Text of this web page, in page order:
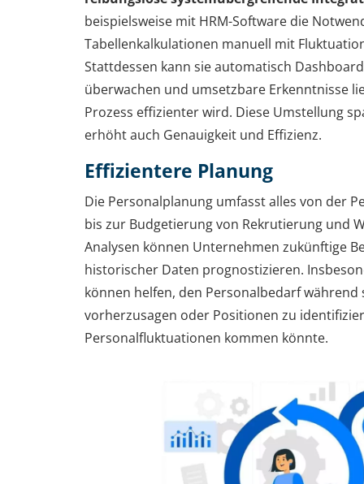
beispielsweise mit HRM-Software die
Tabellenkalkulationen manuell mit
Stattdessen kann sie automatisch
überwachen und umsetzbare Erkenntnisse
Prozess effizienter wird. Diese Umstellung
erhöht auch Genauigkeit und Effizienz.
Effizientere Planung
Die Personalplanung umfasst alles von der
bis zur Budgetierung von Rekrutierung und
Analysen können Unternehmen zukünftige
historischer Daten prognostizieren.
können helfen, den Personalbedarf während
vorherzusagen oder Positionen zu
Personalfluktuationen kommen könnte.